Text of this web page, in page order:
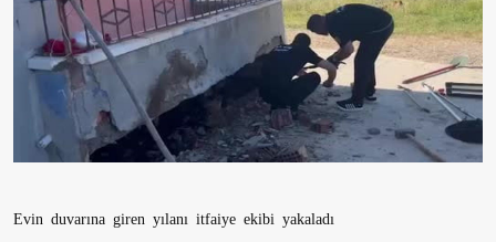
Evin duvarına giren yılanı itfaiye ekibi yakaladı